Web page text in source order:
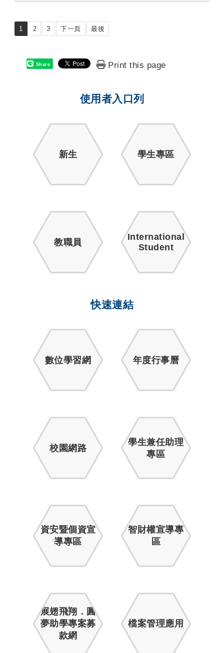
1 2 3 下一頁 最後
Share Print this page
使用者入口列
新生 學生專區
教職員
International
Student
快速連結
數位學習網 年度行事曆
校園網路
學生兼任助理
專區
資安暨個資宣
導專區
智財權宣導專
區
展翅飛翔．圓
夢助學專案募
款網
檔案管理應用